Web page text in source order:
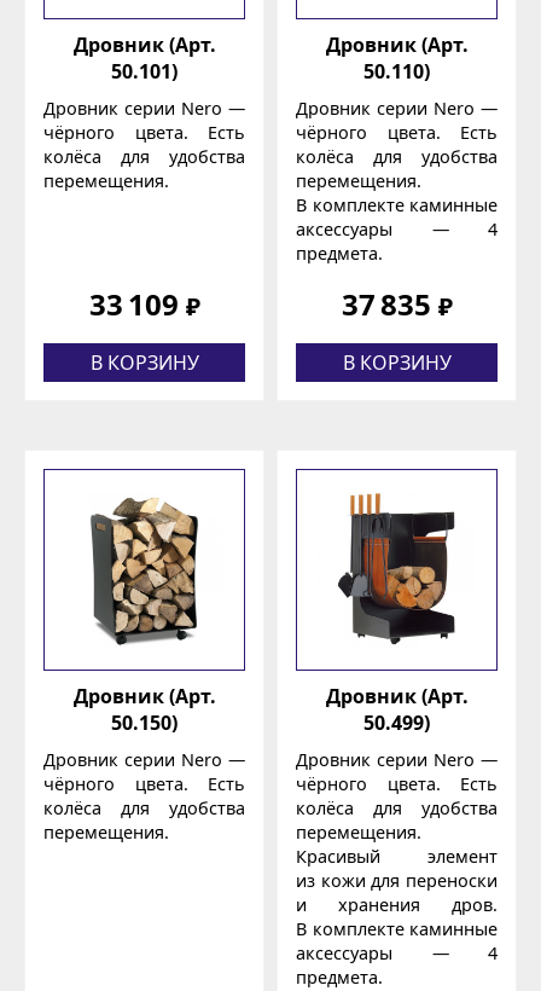
Дровник (Арт.
50.101)
Дровник серии Nero —
чёрного цвета. Есть
колёса для удобства
перемещения.
33 109 ₽
В КОРЗИНУ
Дровник (Арт.
50.110)
Дровник серии Nero —
чёрного цвета. Есть
колёса для удобства
перемещения.
В комплекте каминные
аксессуары — 4
предмета.
37 835 ₽
В КОРЗИНУ
Дровник (Арт.
50.150)
Дровник серии Nero —
чёрного цвета. Есть
колёса для удобства
перемещения.
Дровник (Арт.
50.499)
Дровник серии Nero —
чёрного цвета. Есть
колёса для удобства
перемещения.
Красивый элемент
из кожи для переноски
и хранения дров.
В комплекте каминные
аксессуары — 4
предмета.